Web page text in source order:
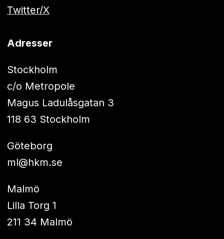
Twitter/X
Adresser
Stockholm
c/o Metropole
Magus Ladulåsgatan 3
118 63 Stockholm
Göteborg
ml@hkm.se
Malmö
Lilla Torg 1
211 34 Malmö